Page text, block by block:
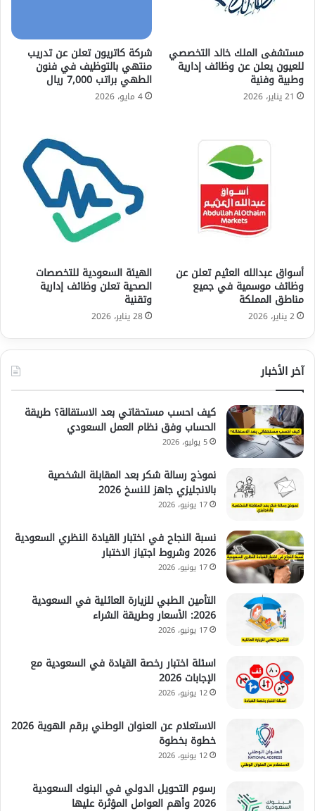
مستشفى الملك خالد التخصصي
للعيون يعلن عن وظائف إدارية
وطبية وفنية
21 يناير، 2026
شركة كاتريون تعلن عن تدريب
منتهي بالتوظيف في فنون
الطهي براتب 7,000 ريال
4 مايو، 2026
أسواق عبدالله العثيم تعلن عن
وظائف موسمية في جميع
مناطق المملكة
2 يناير، 2026
الهيئة السعودية للتخصصات
الصحية تعلن وظائف إدارية
وتقنية
28 يناير، 2026
آخر الأخبار
كيف احسب مستحقاتي بعد الاستقالة؟ طريقة
الحساب وفق نظام العمل السعودي
5 يوليو، 2026
نموذج رسالة شكر بعد المقابلة الشخصية
بالانجليزي جاهز للنسخ 2026
17 يونيو، 2026
نسبة النجاح في اختبار القيادة النظري السعودية
2026 وشروط اجتياز الاختبار
17 يونيو، 2026
التأمين الطبي للزيارة العائلية في السعودية
2026: الأسعار وطريقة الشراء
17 يونيو، 2026
اسئلة اختبار رخصة القيادة في السعودية مع
الإجابات 2026
12 يونيو، 2026
الاستعلام عن العنوان الوطني برقم الهوية 2026
خطوة بخطوة
12 يونيو، 2026
رسوم التحويل الدولي في البنوك السعودية
2026 وأهم العوامل المؤثرة عليها